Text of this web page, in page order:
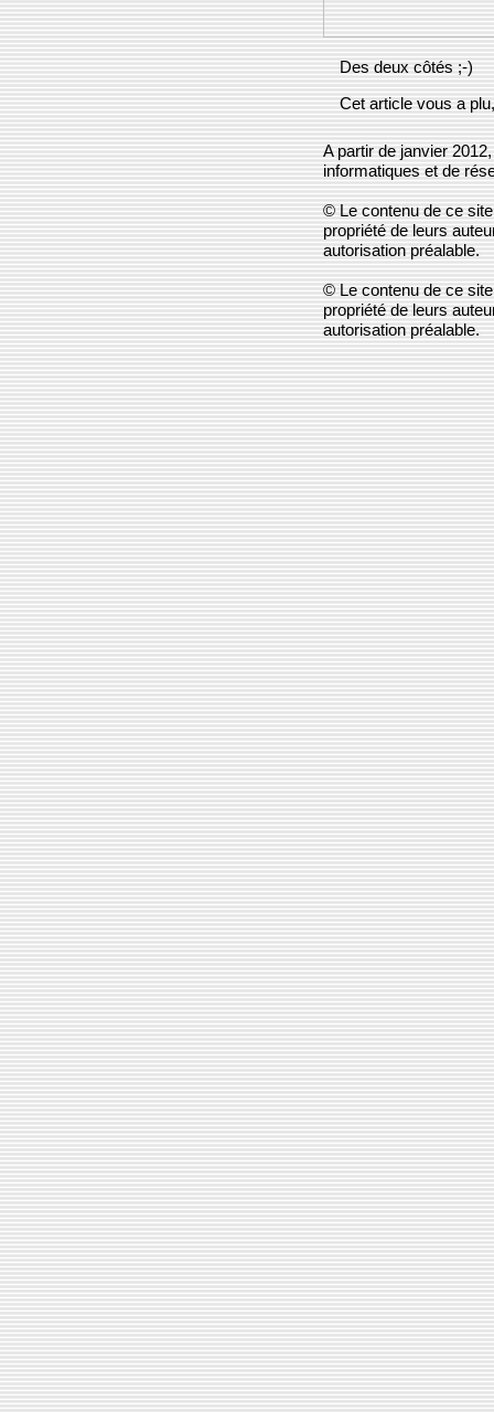
Des deux côtés ;-)
Cet article vous a
A partir de janvier
informatiques et de
© Le contenu de ce
propriété de leurs
autorisation préalable.
© Le contenu de ce
propriété de leurs
autorisation préalable.